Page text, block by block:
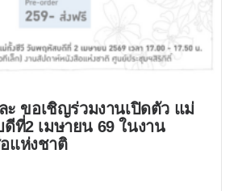
ะ ขอเชิญร่วมงานเปิดตัว แม่
ที่2 เมษายน 69 ในงาน
แห่งชาติ